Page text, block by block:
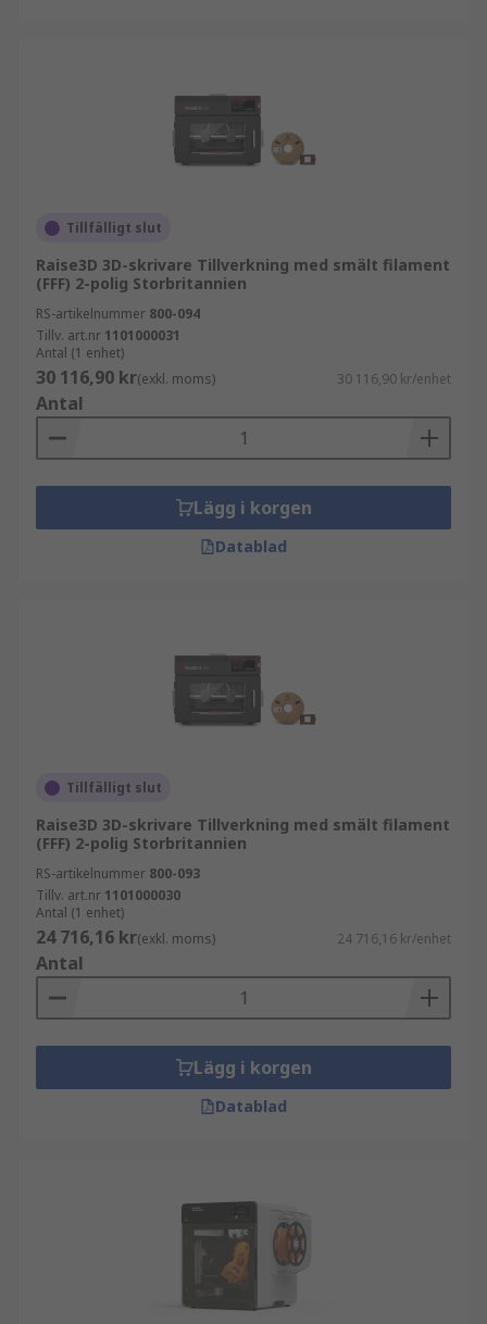
Tillfälligt slut
Raise3D 3D-skrivare Tillverkning med smält filament
(FFF) 2-polig Storbritannien
RS-artikelnummer 800-094
Tillv. art.nr 1101000031
Antal (1 enhet)
30 116,90 kr(exkl. moms) 30 116,90 kr/enhet
Antal
Lägg i korgen
Datablad
Tillfälligt slut
Raise3D 3D-skrivare Tillverkning med smält filament
(FFF) 2-polig Storbritannien
RS-artikelnummer 800-093
Tillv. art.nr 1101000030
Antal (1 enhet)
24 716,16 kr(exkl. moms) 24 716,16 kr/enhet
Antal
Lägg i korgen
Datablad